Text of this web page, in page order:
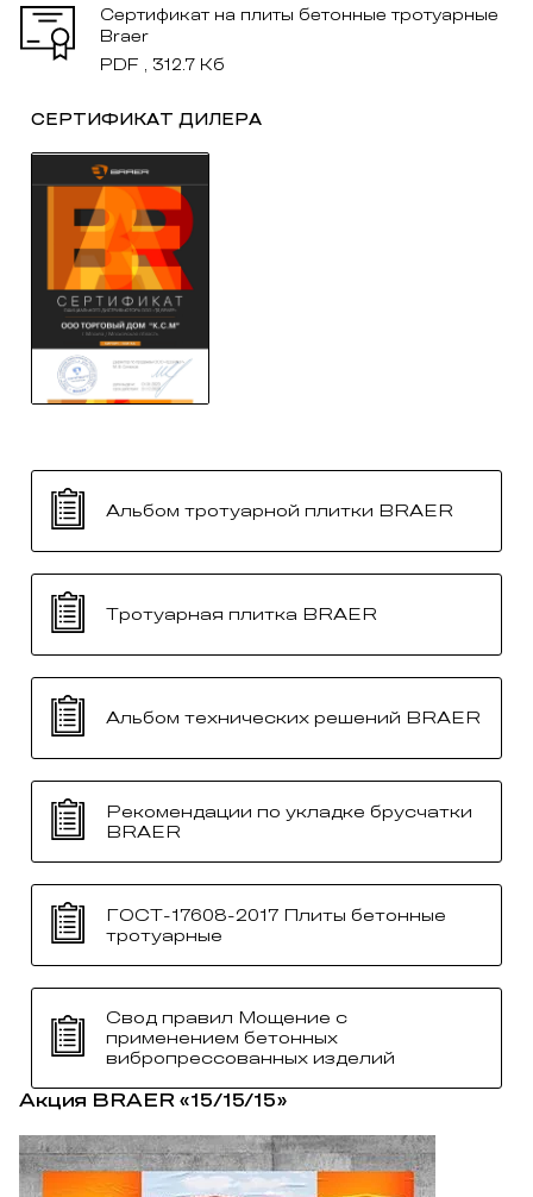
Сертификат на плиты бетонные тротуарные
Braer
PDF , 312.7 Кб
СЕРТИФИКАТ ДИЛЕРА
Альбом тротуарной плитки BRAER
Тротуарная плитка BRAER
Альбом технических решений BRAER
Рекомендации по укладке брусчатки
BRAER
ГОСТ-17608-2017 Плиты бетонные
тротуарные
Свод правил Мощение с
применением бетонных
вибропрессованных изделий
Акция BRAER «15/15/15»